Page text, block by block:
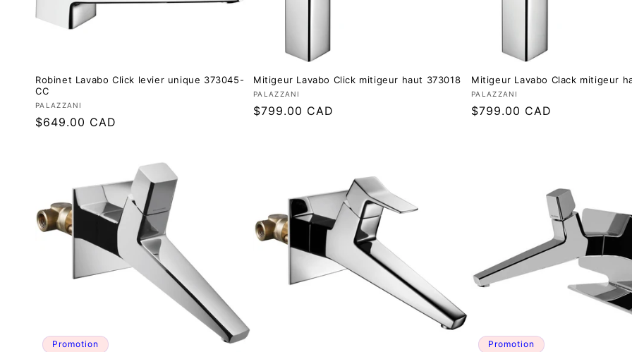
Robinet Lavabo Click levier unique 373045-
CC
Fournisseur :
PALAZZANI
Prix
$649.00 CAD
Mitigeur Lavabo Click mitigeur haut 373018
Fournisseur :
PALAZZANI
Prix
$799.00 CAD
Mitigeur Lavabo Clack mitigeur
Fournisseur :
PALAZZANI
Prix
$799.00 CAD
Promotion Promotion